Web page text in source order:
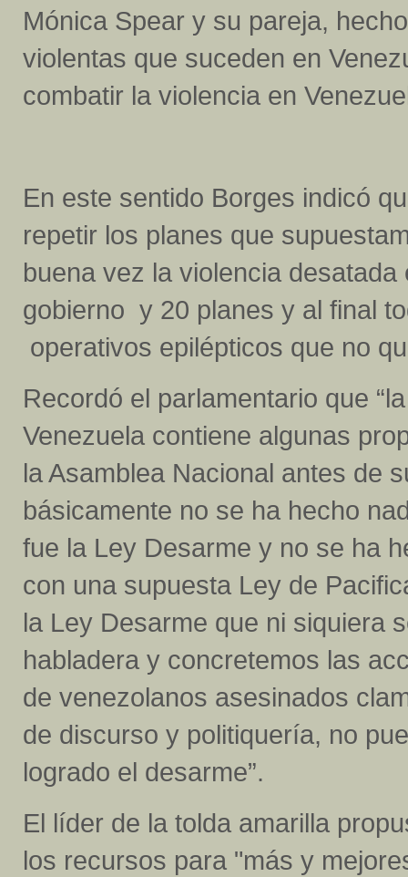
Mónica Spear y su pareja,
violentas que suceden en
combatir la violencia en
En este sentido Borges indicó
repetir los planes que
buena vez la violencia
gobierno y 20 planes y al final
operativos epilépticos que no
Recordó el parlamentario que
Venezuela contiene algunas
la Asamblea Nacional antes de
básicamente no se ha hecho
fue la Ley Desarme y no se ha
con una supuesta Ley de
la Ley Desarme que ni siquiera
habladera y concretemos las
de venezolanos asesinados
de discurso y politiquería, no
logrado el desarme”.
El líder de la tolda amarilla
los recursos para "más y